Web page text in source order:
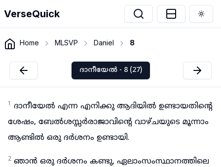
VerseQuick
Home MLSVP Daniel 8
ദാനീയേൽ - 8 (27)
1 ദാനീയേൽ എന്ന എനിക്കു ആദിയിൽ ഉണ്ടായതിന്റെ
ശേഷം, ബേൽശസ്സർരാജാവിന്റെ വാഴ്ചയുടെ മൂന്നാം
ആണ്ടിൽ ഒരു ദർശനം ഉണ്ടായി.
2 ഞാൻ ഒരു ദർശനം കണ്ടു, ഏലാംസംസ്ഥാനത്തിലെ